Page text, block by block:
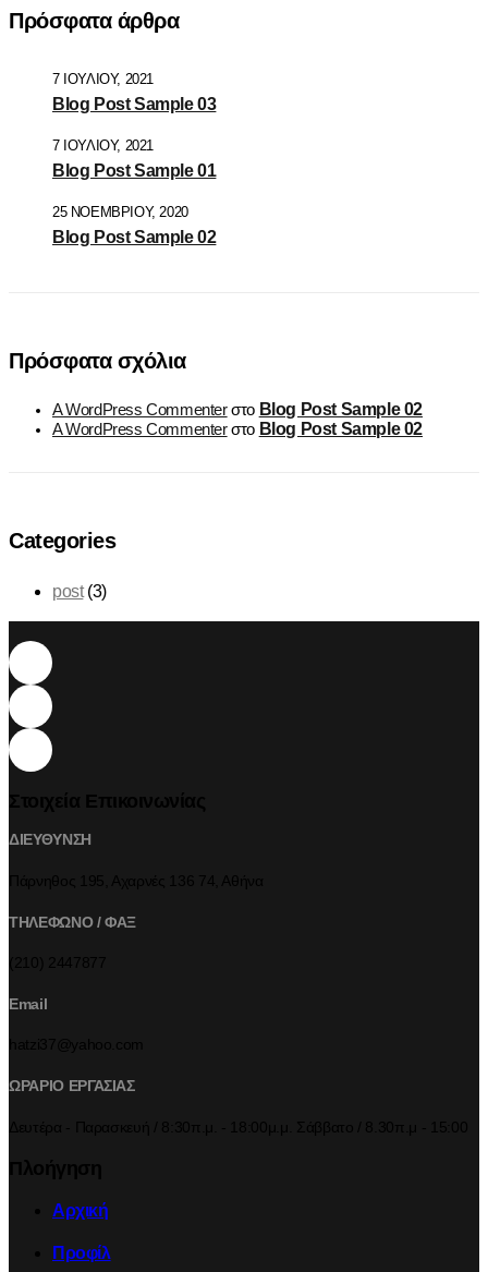
Πρόσφατα άρθρα
Blog Post Sample 03
7 ΙΟΥΛΊΟΥ, 2021
Blog Post Sample 01
7 ΙΟΥΛΊΟΥ, 2021
Blog Post Sample 02
25 ΝΟΕΜΒΡΊΟΥ, 2020
Πρόσφατα σχόλια
A WordPress Commenterστο Blog Post Sample 02
A WordPress Commenterστο Blog Post Sample 02
Categories
post(3)
ΔΙΕΥΘΥΝΣΗ
ΤΗΛΕΦΩΝΟ / ΦΑΞ
Email
ΩΡΑΡΙΟ ΕΡΓΑΣΙΑΣ
Αρχική
Προφίλ